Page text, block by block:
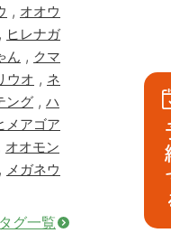
, オオウ
, ヒレナガ
ん , クマ
ウオ , ネ
ング , ハ
メアゴア
オオモン
, メガネウ
タグ一覧